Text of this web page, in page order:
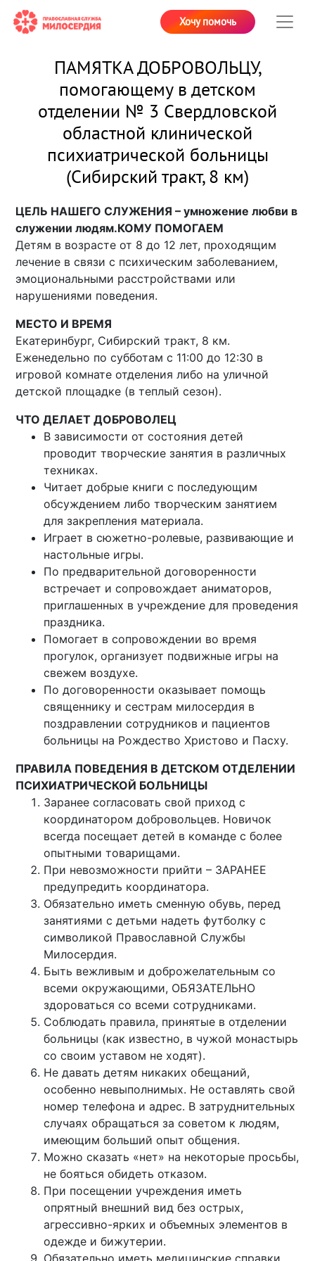
Хочу помочь
ПАМЯТКА ДОБРОВОЛЬЦУ,
помогающему в детском
отделении № 3 Свердловской
областной клинической
психиатрической больницы
(Сибирский тракт, 8 км)
ЦЕЛЬ НАШЕГО СЛУЖЕНИЯ – умножение любви в
служении людям.КОМУ ПОМОГАЕМ
Детям в возрасте от 8 до 12 лет, проходящим
лечение в связи с психическим заболеванием,
эмоциональными расстройствами или
нарушениями поведения.
МЕСТО И ВРЕМЯ
Екатеринбург, Сибирский тракт, 8 км.
Еженедельно по субботам с 11:00 до 12:30 в
игровой комнате отделения либо на уличной
детской площадке (в теплый сезон).
ЧТО ДЕЛАЕТ ДОБРОВОЛЕЦ
В зависимости от состояния детей
проводит творческие занятия в различных
техниках.
Читает добрые книги с последующим
обсуждением либо творческим занятием
для закрепления материала.
Играет в сюжетно-ролевые, развивающие и
настольные игры.
По предварительной договоренности
встречает и сопровождает аниматоров,
приглашенных в учреждение для проведения
праздника.
Помогает в сопровождении во время
прогулок, организует подвижные игры на
свежем воздухе.
По договоренности оказывает помощь
священнику и сестрам милосердия в
поздравлении сотрудников и пациентов
больницы на Рождество Христово и Пасху.
ПРАВИЛА ПОВЕДЕНИЯ В ДЕТСКОМ ОТДЕЛЕНИИ
ПСИХИАТРИЧЕСКОЙ БОЛЬНИЦЫ
Заранее согласовать свой приход с
координатором добровольцев. Новичок
всегда посещает детей в команде с более
опытными товарищами.
При невозможности прийти – ЗАРАНЕЕ
предупредить координатора.
Обязательно иметь сменную обувь, перед
занятиями с детьми надеть футболку с
символикой Православной Службы
Милосердия.
Быть вежливым и доброжелательным со
всеми окружающими, ОБЯЗАТЕЛЬНО
здороваться со всеми сотрудниками.
Соблюдать правила, принятые в отделении
больницы (как известно, в чужой монастырь
со своим уставом не ходят).
Не давать детям никаких обещаний,
особенно невыполнимых. Не оставлять свой
номер телефона и адрес. В затруднительных
случаях обращаться за советом к людям,
имеющим больший опыт общения.
Можно сказать «нет» на некоторые просьбы,
не бояться обидеть отказом.
При посещении учреждения иметь
опрятный внешний вид без острых,
агрессивно-ярких и объемных элементов в
одежде и бижутерии.